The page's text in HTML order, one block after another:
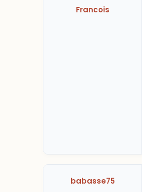
Francois
babasse75